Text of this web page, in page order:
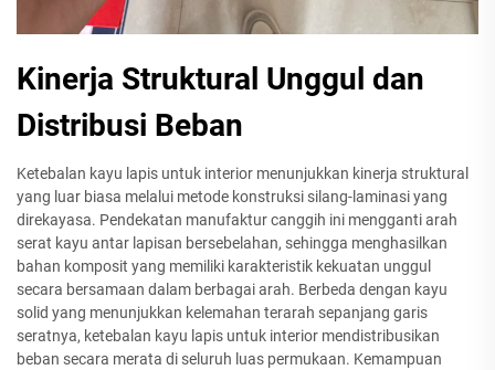
Kinerja Struktural Unggul dan
Distribusi Beban
Ketebalan kayu lapis untuk interior menunjukkan kinerja struktural
yang luar biasa melalui metode konstruksi silang-laminasi yang
direkayasa. Pendekatan manufaktur canggih ini mengganti arah
serat kayu antar lapisan bersebelahan, sehingga menghasilkan
bahan komposit yang memiliki karakteristik kekuatan unggul
secara bersamaan dalam berbagai arah. Berbeda dengan kayu
solid yang menunjukkan kelemahan terarah sepanjang garis
seratnya, ketebalan kayu lapis untuk interior mendistribusikan
beban secara merata di seluruh luas permukaan. Kemampuan